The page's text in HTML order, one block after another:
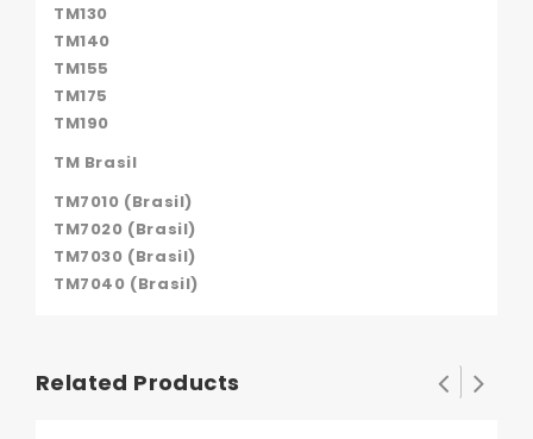
TM130
TM140
TM155
TM175
TM190
TM Brasil
TM7010 (Brasil)
TM7020 (Brasil)
TM7030 (Brasil)
TM7040 (Brasil)
Related Products